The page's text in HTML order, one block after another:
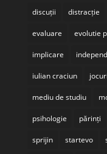
discuții distracție
evaluare evolutie
implicare
iulian craciun jocuri
mediu de studiu
psihologie părinți
sprijin startevo